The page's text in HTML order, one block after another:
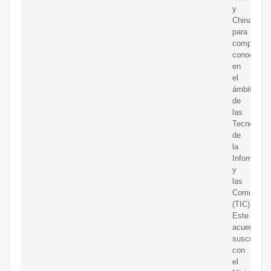
y
China,
para
compartir
en
el
ámbito
de
las
de
la
y
las
(TIC).
Este
acuerdo,
suscrito
con
el